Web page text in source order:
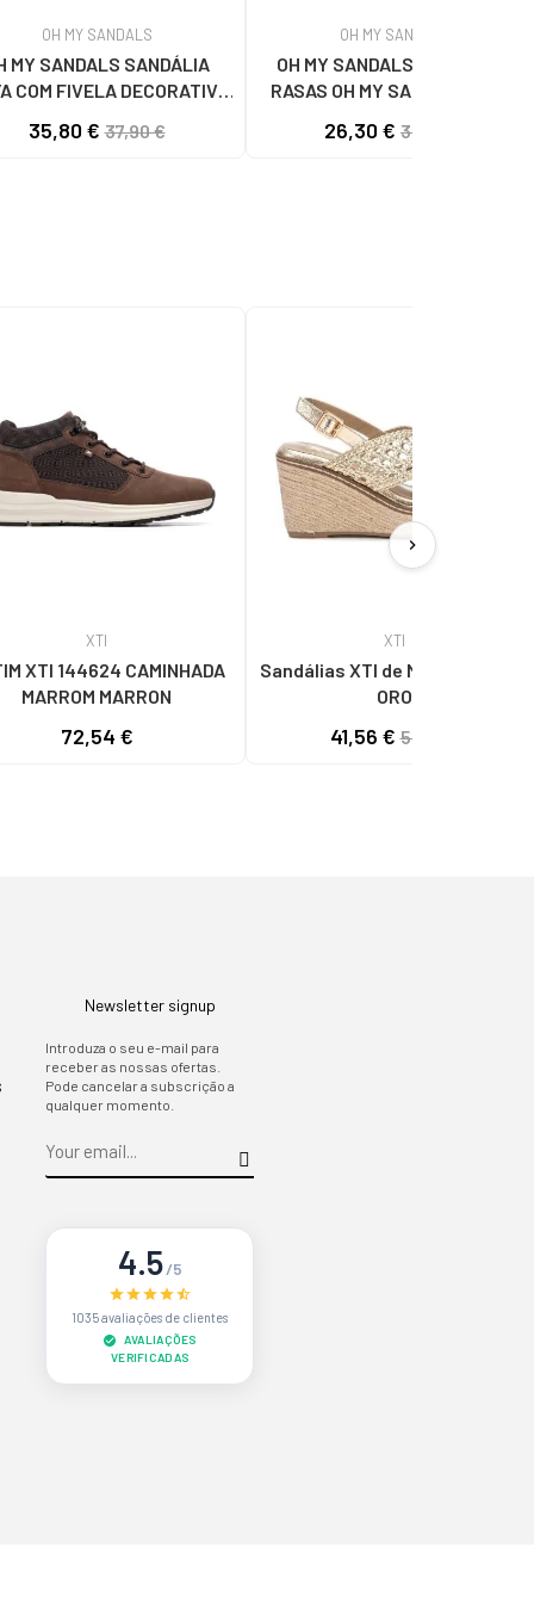
OH MY SANDALS
MY SANDALS SANDÁLIA
COM FIVELA DECORATIVA
35,80 €37,90 €
OH MY SANDALS
OH MY SANDALS SANDÁLIAS
RASAS OH MY SANDALS 5810-
26,30 € 34,95 €
XTI
XTI 144624 CAMINHADA
MARROM MARRON
72,54 €
XTI
Sandálias XTI de Mulher 142746
ORO
41,56 €51,95 €
chevron_right
Newsletter signup
Introduza o seu e-mail para
receber as nossas ofertas.
Pode cancelar a subscrição a
qualquer momento.
4.5/5
1035 avaliações de clientes
AVALIAÇÕES
VERIFICADAS